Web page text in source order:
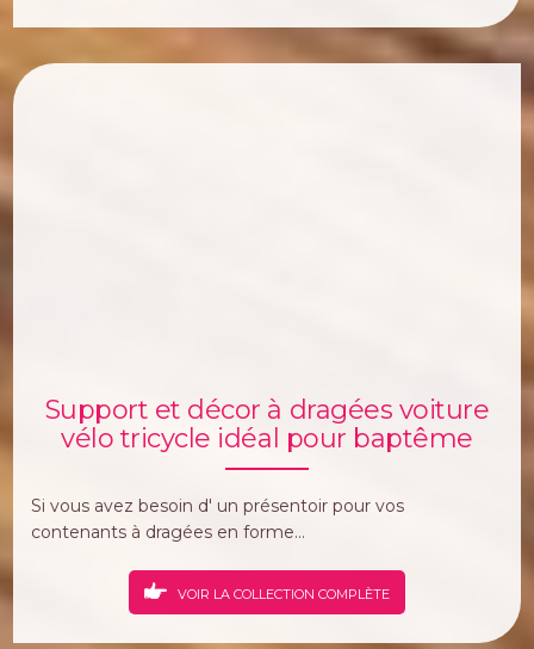
Support et décor à dragées voiture
vélo tricycle idéal pour baptême
Si vous avez besoin d' un présentoir pour vos
contenants à dragées en forme...
VOIR LA COLLECTION COMPLÈTE